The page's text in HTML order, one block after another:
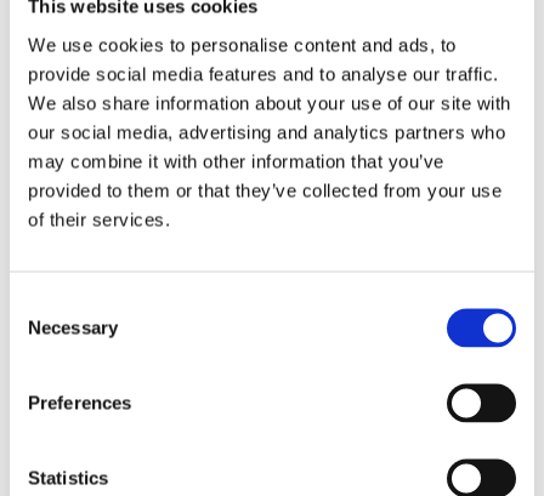
This website uses cookies
We use cookies to personalise content and ads, to
provide social media features and to analyse our traffic.
We also share information about your use of our site with
our social media, advertising and analytics partners who
may combine it with other information that you’ve
provided to them or that they’ve collected from your use
of their services.
Selection
Necessary
Preferences
Statistics
der Parameter in Echtzeit. Es ist wichtig zu überprüfen,
welchen Ladedruck das Steuergerät anfordert und welchen
die Turbine tatsächlich liefert.
Schritt 2: Überprüfung des Hubs der Aktuatorstange
Bei ausgeschaltetem Motor wird manuell oder mit Hilfe einer
Vakuumpumpe die Leichtgängigkeit des Hubes überprüft.
Dieser darf keine Schwergängigkeit aufweisen.
Schritt 3: Überprüfung des Unterdrucks und der Sensoren
PRAKTISCHE LÖSUNGEN JE NACH URSACHE
Die Reparatur hängt von den Diagnoseergebnissen ab. In